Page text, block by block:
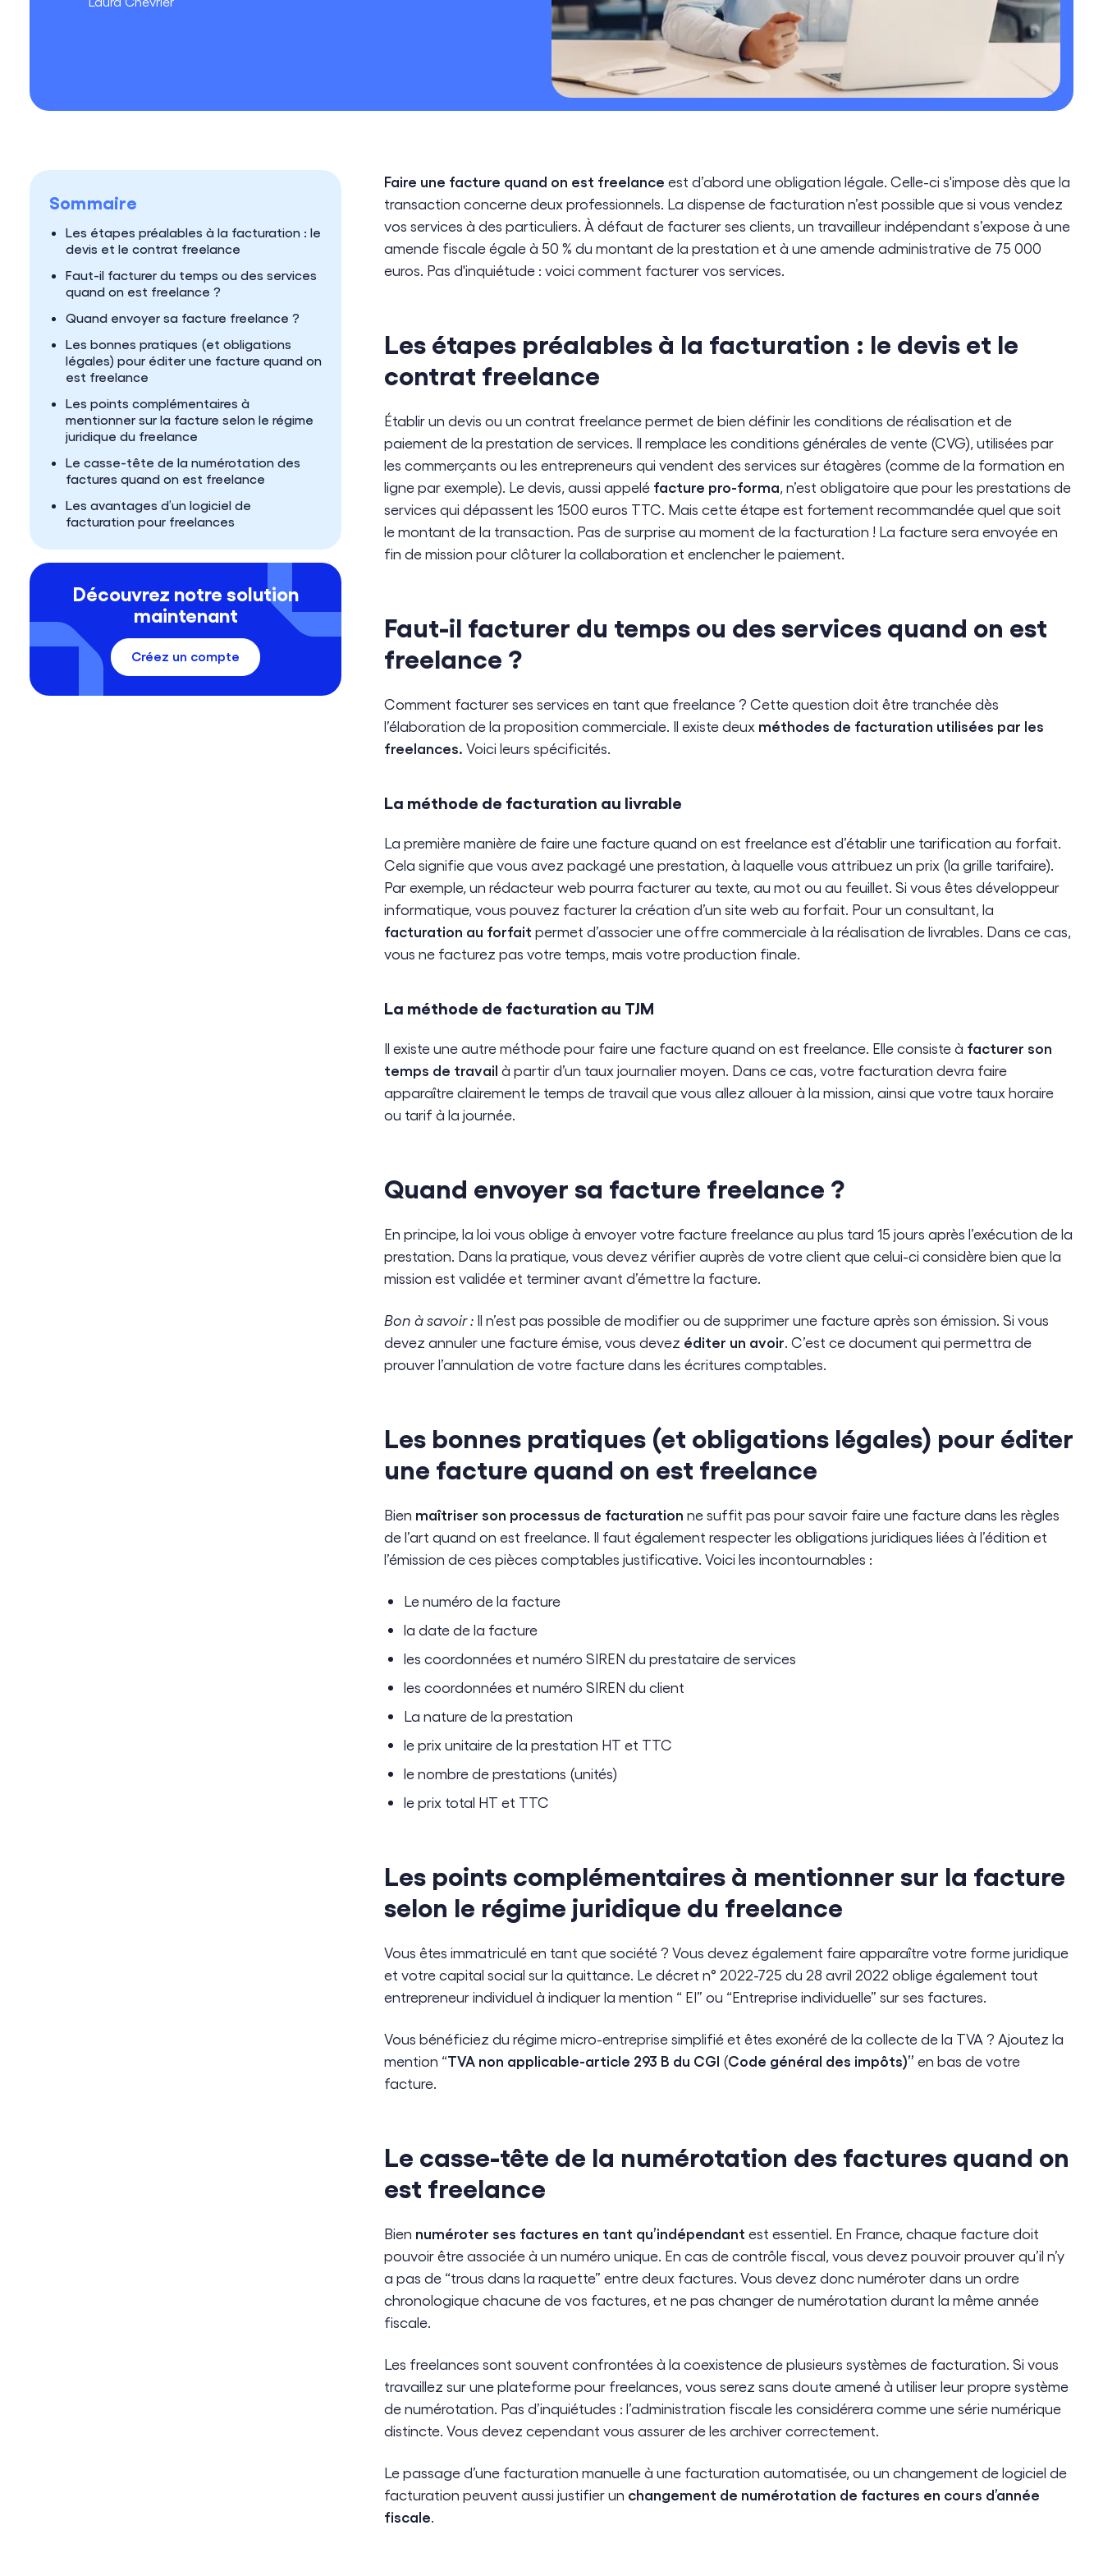
Transformation Digitale
Cloud Engineering
Software Engineering
Sommaire
Les étapes préalables à la facturation : le
devis et le contrat freelance
Faut-il facturer du temps ou des services
quand on est freelance ?
Quand envoyer sa facture freelance ?
Les bonnes pratiques (et obligations
légales) pour éditer une facture quand on
est freelance
Les points complémentaires à
mentionner sur la facture selon le régime
juridique du freelance
Le casse-tête de la numérotation des
factures quand on est freelance
Les avantages d’un logiciel de
facturation pour freelances
Découvrez notre solution
maintenant
Créez un compte
Faire une facture quand on est freelance est d’abord une obligation légale. Celle-ci s'impose dès que la
transaction concerne deux professionnels. La dispense de facturation n’est possible que si vous vendez
vos services à des particuliers. À défaut de facturer ses clients, un travailleur indépendant s’expose à une
amende fiscale égale à 50 % du montant de la prestation et à une amende administrative de 75 000
euros. Pas d'inquiétude : voici comment facturer vos services.
Les étapes préalables à la facturation : le devis et le
contrat freelance
Établir un devis ou un contrat freelance permet de bien définir les conditions de réalisation et de
paiement de la prestation de services. Il remplace les conditions générales de vente (CVG), utilisées par
les commerçants ou les entrepreneurs qui vendent des services sur étagères (comme de la formation en
ligne par exemple). Le devis, aussi appelé facture pro-forma, n’est obligatoire que pour les prestations de
services qui dépassent les 1500 euros TTC. Mais cette étape est fortement recommandée quel que soit
le montant de la transaction. Pas de surprise au moment de la facturation ! La facture sera envoyée en
fin de mission pour clôturer la collaboration et enclencher le paiement.
Faut-il facturer du temps ou des services quand on est
freelance ?
Comment facturer ses services en tant que freelance ? Cette question doit être tranchée dès
l’élaboration de la proposition commerciale. Il existe deux méthodes de facturation utilisées par les
freelances. Voici leurs spécificités.
La méthode de facturation au livrable
La première manière de faire une facture quand on est freelance est d’établir une tarification au forfait.
Cela signifie que vous avez packagé une prestation, à laquelle vous attribuez un prix (la grille tarifaire).
Par exemple, un rédacteur web pourra facturer au texte, au mot ou au feuillet. Si vous êtes développeur
informatique, vous pouvez facturer la création d’un site web au forfait. Pour un consultant, la
facturation au forfait permet d’associer une offre commerciale à la réalisation de livrables. Dans ce cas,
vous ne facturez pas votre temps, mais votre production finale.
La méthode de facturation au TJM
Il existe une autre méthode pour faire une facture quand on est freelance. Elle consiste à facturer son
temps de travail à partir d’un taux journalier moyen. Dans ce cas, votre facturation devra faire
apparaître clairement le temps de travail que vous allez allouer à la mission, ainsi que votre taux horaire
ou tarif à la journée.
Quand envoyer sa facture freelance ?
En principe, la loi vous oblige à envoyer votre facture freelance au plus tard 15 jours après l’exécution de la
prestation. Dans la pratique, vous devez vérifier auprès de votre client que celui-ci considère bien que la
mission est validée et terminer avant d’émettre la facture.
Bon à savoir : Il n’est pas possible de modifier ou de supprimer une facture après son émission. Si vous
devez annuler une facture émise, vous devez éditer un avoir. C’est ce document qui permettra de
prouver l’annulation de votre facture dans les écritures comptables.
Les bonnes pratiques (et obligations légales) pour éditer
une facture quand on est freelance
Bien maîtriser son processus de facturation ne suffit pas pour savoir faire une facture dans les règles
de l’art quand on est freelance. Il faut également respecter les obligations juridiques liées à l’édition et
l’émission de ces pièces comptables justificative. Voici les incontournables :
Le numéro de la facture
la date de la facture
les coordonnées et numéro SIREN du prestataire de services
les coordonnées et numéro SIREN du client
La nature de la prestation
le prix unitaire de la prestation HT et TTC
le nombre de prestations (unités)
le prix total HT et TTC
Les points complémentaires à mentionner sur la facture
selon le régime juridique du freelance
Vous êtes immatriculé en tant que société ? Vous devez également faire apparaître votre forme juridique
et votre capital social sur la quittance. Le décret n° 2022-725 du 28 avril 2022 oblige également tout
entrepreneur individuel à indiquer la mention “ EI” ou “Entreprise individuelle” sur ses factures.
Vous bénéficiez du régime micro-entreprise simplifié et êtes exonéré de la collecte de la TVA ? Ajoutez la
mention “TVA non applicable-article 293 B du CGI (Code général des impôts)” en bas de votre
facture.
Le casse-tête de la numérotation des factures quand on
est freelance
Bien numéroter ses factures en tant qu’indépendant est essentiel. En France, chaque facture doit
pouvoir être associée à un numéro unique. En cas de contrôle fiscal, vous devez pouvoir prouver qu’il n’y
a pas de “trous dans la raquette” entre deux factures. Vous devez donc numéroter dans un ordre
chronologique chacune de vos factures, et ne pas changer de numérotation durant la même année
fiscale.
Les freelances sont souvent confrontées à la coexistence de plusieurs systèmes de facturation. Si vous
travaillez sur une plateforme pour freelances, vous serez sans doute amené à utiliser leur propre système
de numérotation. Pas d’inquiétudes : l’administration fiscale les considérera comme une série numérique
distincte. Vous devez cependant vous assurer de les archiver correctement.
Le passage d’une facturation manuelle à une facturation automatisée, ou un changement de logiciel de
facturation peuvent aussi justifier un changement de numérotation de factures en cours d’année
fiscale.